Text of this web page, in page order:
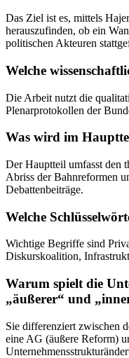
Das Ziel ist es, mittels
herauszufinden, ob ein
politischen Akteuren
Welche
Die Arbeit nutzt die
Plenarprotokollen der
Was wird im
Der Hauptteil umfasst den
Abriss der Bahnreformen
Debattenbeiträge.
Welche
Wichtige Begriffe sind
Diskurskoalition,
Warum spielt die
„äußerer“ und
Sie differenziert zwischen
eine AG (äußere Reform)